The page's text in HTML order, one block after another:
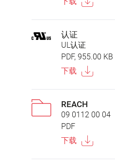
认证
UL认证
PDF, 955.00 KB
下载
REACH
09 0112 00 04
PDF
下载